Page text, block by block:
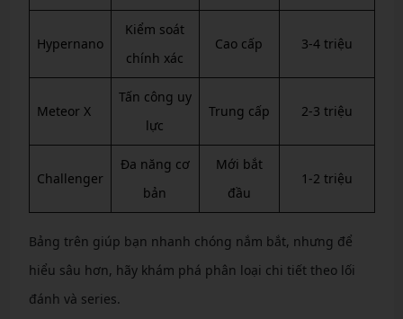
Hypernano
Kiểm soát
chính xác
Cao cấp 3-4 triệu
Meteor X
Tấn công uy
lực
Trung cấp 2-3 triệu
Challenger
Đa năng cơ
bản
Mới bắt
đầu
1-2 triệu
Bảng trên giúp bạn nhanh chóng nắm bắt, nhưng để
hiểu sâu hơn, hãy khám phá phân loại chi tiết theo lối
đánh và series.